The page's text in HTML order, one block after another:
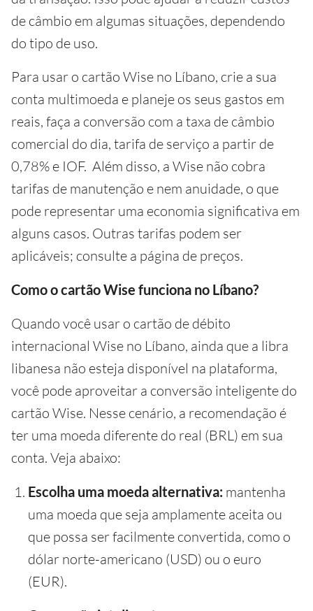
de câmbio em algumas situações, dependendo
do tipo de uso.
Para usar o cartão Wise no Líbano, crie a sua
conta multimoeda e planeje os seus gastos em
reais, faça a conversão com a taxa de câmbio
comercial do dia, tarifa de serviço a partir de
0,78% e IOF. Além disso, a Wise não cobra
tarifas de manutenção e nem anuidade, o que
pode representar uma economia significativa em
alguns casos. Outras tarifas podem ser
aplicáveis; consulte a página de preços.
Como o cartão Wise funciona no Líbano?
Quando você usar o cartão de débito
internacional Wise no Líbano, ainda que a libra
libanesa não esteja disponível na plataforma,
você pode aproveitar a conversão inteligente do
cartão Wise. Nesse cenário, a recomendação é
ter uma moeda diferente do real (BRL) em sua
conta. Veja abaixo:
Escolha uma moeda alternativa: mantenha
uma moeda que seja amplamente aceita ou
que possa ser facilmente convertida, como o
dólar norte-americano (USD) ou o euro
(EUR).